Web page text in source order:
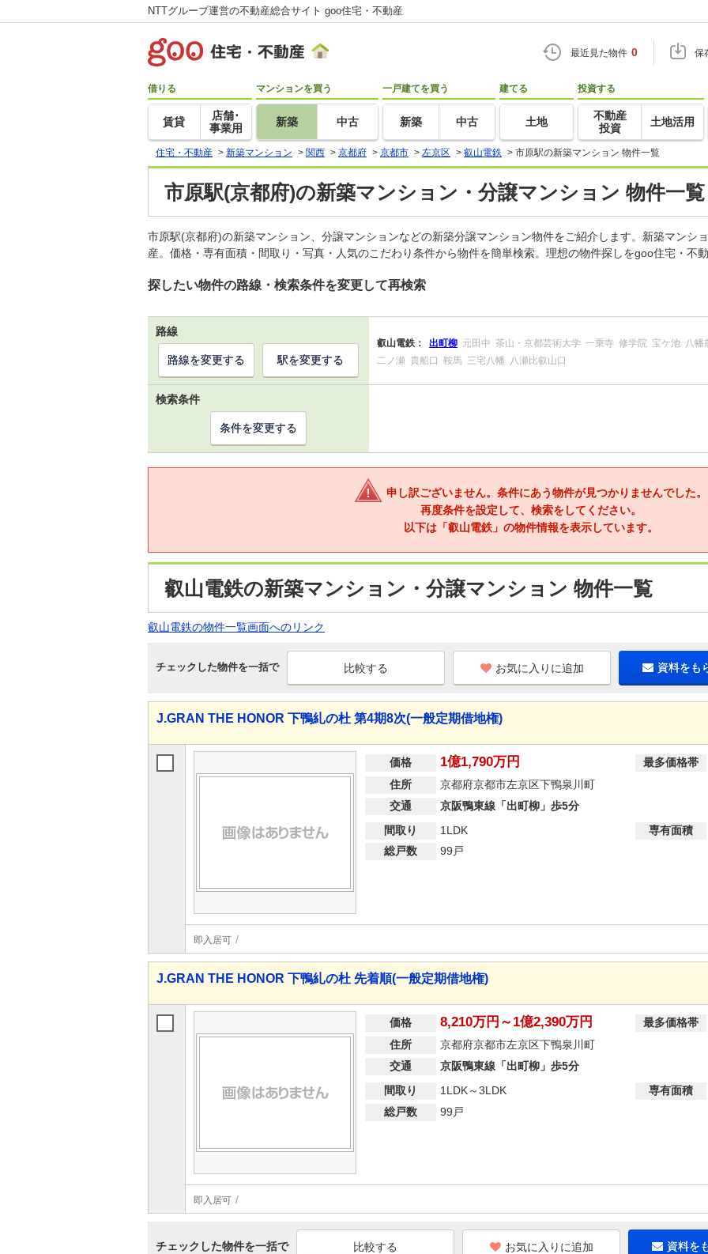
NTTグループ運営の不動産総合サイト goo住宅・不動産
最近見た物件 0 保
借りる
賃貸
店舗･
事業用
マンションを買う
新築 中古
一戸建てを買う
新築 中古
建てる
土地
投資する
不動産
投資
土地活用
住宅・不動産 > 新築マンション > 関西 > 京都府 > 京都市 > 左京区 > 叡山電鉄 > 市原駅の新築マンション 物件一覧
市原駅(京都府)の新築マンション・分譲マンション 物件一覧
市原駅(京都府)の新築マンション、分譲マンションなどの新築分譲マンション物件をご紹介します。新築マンシ
産。価格・専有面積・間取り・写真・人気のこだわり条件から物件を簡単検索。理想の物件探しをgoo住宅・不
探したい物件の路線・検索条件を変更して再検索
路線
叡山電鉄： 出町柳 元田中 茶山・京都芸術大学 一乗寺 修学院 宝ケ池 八幡
二ノ瀬 貴船口 鞍馬 三宅八幡 八瀬比叡山口
路線を変更する 駅を変更する
検索条件
条件を変更する
申し訳ございません。条件にあう物件が見つかりませんでした。
再度条件を設定して、検索をしてください。
以下は「叡山電鉄」の物件情報を表示しています。
叡山電鉄の新築マンション・分譲マンション 物件一覧
叡山電鉄の物件一覧画面へのリンク
チェックした物件を一括で お気に入りに追加 資料をも
J.GRAN THE HONOR 下鴨糺の杜 第4期8次(一般定期借地権)
価格 1億1,790万円
最多価格帯
住所
京都府京都市左京区下鴨泉川町
交通
京阪鴨東線「出町柳」歩5分
間取り
1LDK
専有面積
総戸数
99戸
即入居可
J.GRAN THE HONOR 下鴨糺の杜 先着順(一般定期借地権)
価格 8,210万円～1億2,390万円
最多価格帯
住所
京都府京都市左京区下鴨泉川町
交通
京阪鴨東線「出町柳」歩5分
間取り
1LDK～3LDK
専有面積
総戸数
99戸
即入居可
チェックした物件を一括で お気に入りに追加 資料を